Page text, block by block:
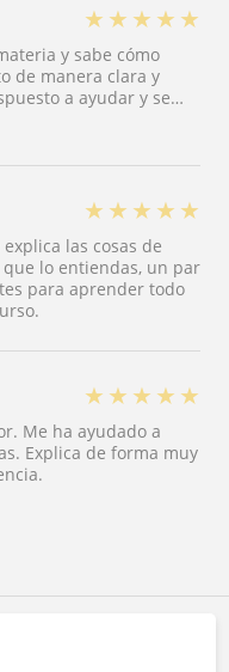
★ ★ ★ ★ ★
y sabe cómo
de manera clara y
a ayudar y se
de sus
★ ★ ★ ★ ★
las cosas de
lo entiendas, un par
para aprender todo
★ ★ ★ ★ ★
Me ha ayudado a
Explica de forma muy